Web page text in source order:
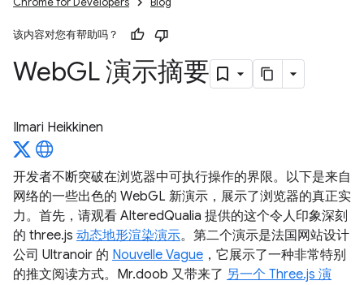
该内容对您有帮助吗？
WebGL 演示摘要
Ilmari Heikkinen
开发者不断突破在浏览器中可执行操作的界限。以下是来自
网络的一些出色的 WebGL 新演示，展示了浏览器的真正实
力。首先，请观看 AlteredQualia 提供的这个令人印象深刻
的 three.js 动态地形渲染演示。第二个演示是法国网站设计
公司 Ultranoir 的 Nouvelle Vague ，它展示了一种非常特别
的推文阅读方式。Mr.doob 又带来了 另一个 Three.js 演